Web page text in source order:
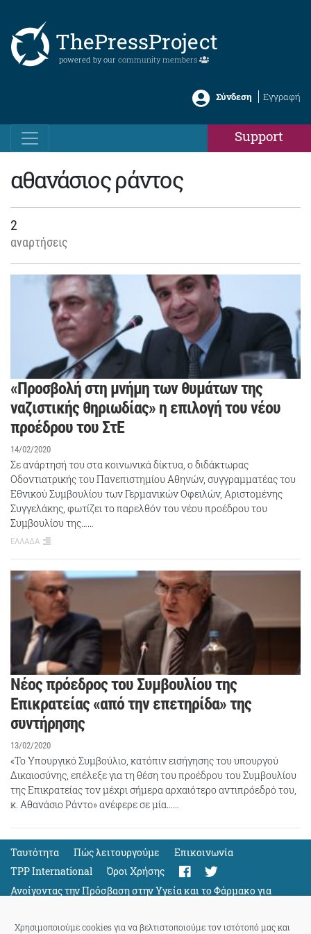
Χρησιμοποιούμε cookies για να βελτιστοποιούμε τον ιστότοπό μας και
ThePressProject
powered by our community members
Σύνδεση Εγγραφή
Support
αθανάσιος ράντος
2
αναρτήσεις
«Προσβολή στη μνήμη των θυμάτων της
ναζιστικής θηριωδίας» η επιλογή του νέου
προέδρου του ΣτΕ
14/02/2020
Σε ανάρτησή του στα κοινωνικά δίκτυα, ο διδάκτωρας
Οδοντιατρικής του Πανεπιστημίου Αθηνών, συγγραμματέας του
Εθνικού Συμβουλίου των Γερμανικών Οφειλών, Αριστομένης
Συγγελάκης, φωτίζει το παρελθόν του νέου προέδρου του
Συμβουλίου της……
ΕΛΛΑΔΑ
Νέος πρόεδρος του Συμβουλίου της
Επικρατείας «από την επετηρίδα» της
συντήρησης
13/02/2020
«Το Υπουργικό Συμβούλιο, κατόπιν εισήγησης του υπουργού
Δικαιοσύνης, επέλεξε για τη θέση του προέδρου του Συμβουλίου
της Επικρατείας τον μέχρι σήμερα αρχαιότερο αντιπρόεδρό του,
κ. Αθανάσιο Ράντο» ανέφερε σε μία……
Ταυτότητα Πώς λειτουργούμε
Eπικοινωνία
TPP International
Όροι Χρήσης
Ανοίγοντας την Πρόσβαση στην Υγεία και το Φάρμακο για
Όλους
Support